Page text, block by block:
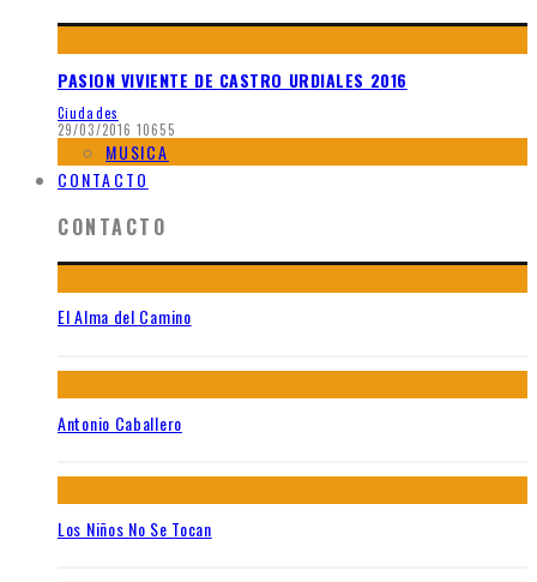
PASION VIVIENTE DE CASTRO URDIALES 2016
Ciudades
29/03/2016 10655
MUSICA
CONTACTO
CONTACTO
El Alma del Camino
Antonio Caballero
Los Niños No Se Tocan